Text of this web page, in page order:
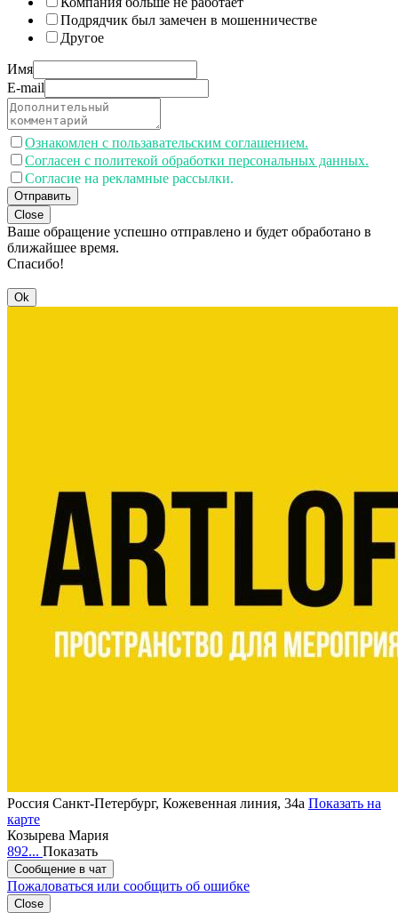
Подрядчик был замечен в мошенничестве
Другое
Имя
E-mail
Ознакомлен с пользавательским соглашением.
Согласен с политекой обработки персональных данных.
Согласие на рекламные рассылки.
Отправить
Close
Ваше обращение успешно отправлено и будет обработано в
ближайшее время.
Спасибо!
Ok
Россия Санкт-Петербург, Кожевенная линия, 34а Показать на
карте
Козырева Мария
892... Показать
Сообщение в чат
Пожаловаться или сообщить об ошибке
Close